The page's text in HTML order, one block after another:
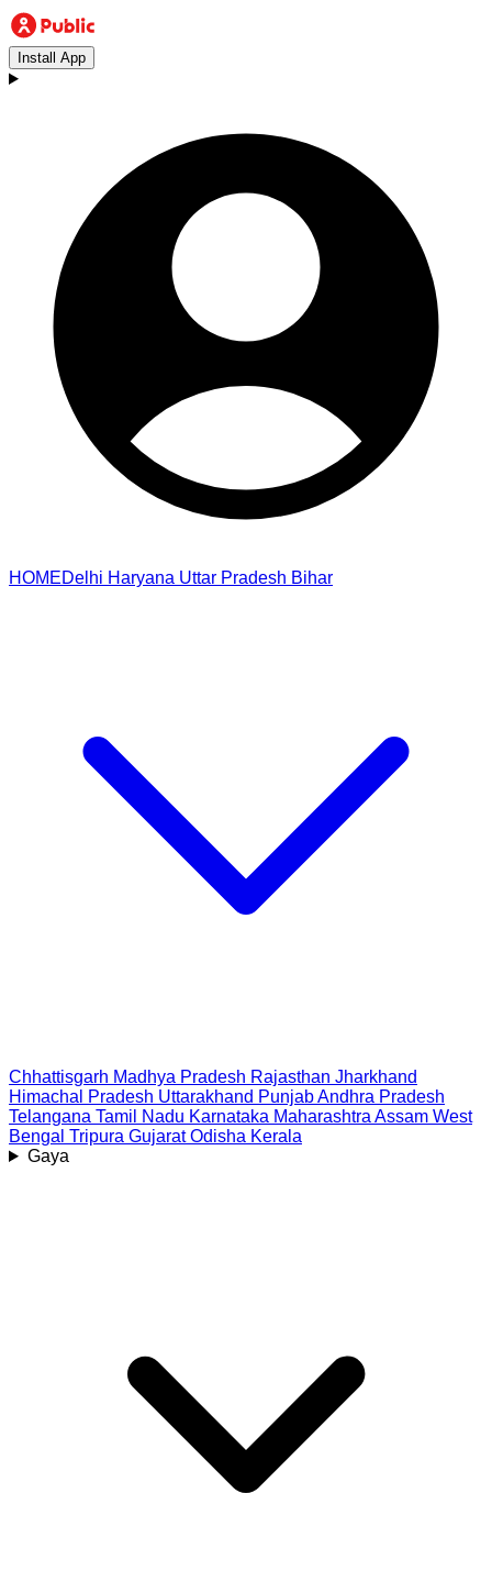
Install App
HOMEDelhi Haryana Uttar Pradesh Bihar
Chhattisgarh Madhya Pradesh Rajasthan Jharkhand
Himachal Pradesh Uttarakhand PunjabAndhra Pradesh
Telangana Tamil Nadu Karnataka Maharashtra Assam West
Bengal Tripura Gujarat Odisha Kerala
Gaya